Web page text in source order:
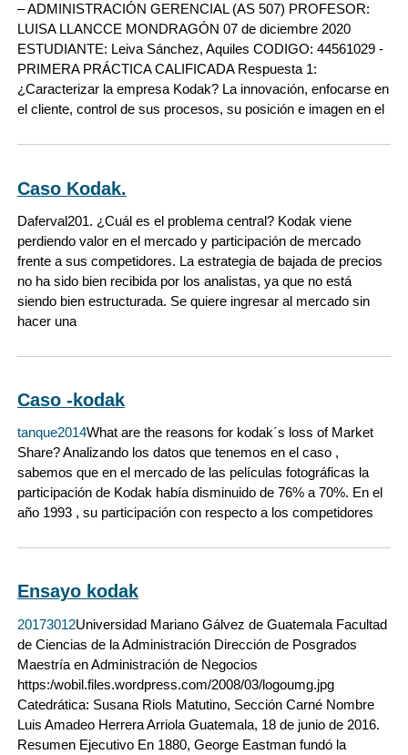
– ADMINISTRACIÓN GERENCIAL (AS 507) PROFESOR:
LUISA LLANCCE MONDRAGÓN 07 de diciembre 2020
ESTUDIANTE: Leiva Sánchez, Aquiles CODIGO: 44561029 -
PRIMERA PRÁCTICA CALIFICADA Respuesta 1:
¿Caracterizar la empresa Kodak? La innovación, enfocarse en
el cliente, control de sus procesos, su posición e imagen en el
Caso Kodak.
Daferval201. ¿Cuál es el problema central? Kodak viene
perdiendo valor en el mercado y participación de mercado
frente a sus competidores. La estrategia de bajada de precios
no ha sido bien recibida por los analistas, ya que no está
siendo bien estructurada. Se quiere ingresar al mercado sin
hacer una
Caso -kodak
tanque2014What are the reasons for kodak´s loss of Market
Share? Analizando los datos que tenemos en el caso ,
sabemos que en el mercado de las películas fotográficas la
participación de Kodak había disminuido de 76% a 70%. En el
año 1993 , su participación con respecto a los competidores
Ensayo kodak
20173012Universidad Mariano Gálvez de Guatemala Facultad
de Ciencias de la Administración Dirección de Posgrados
Maestría en Administración de Negocios
https:/wobil.files.wordpress.com/2008/03/logoumg.jpg
Catedrática: Susana Riols Matutino, Sección Carné Nombre
Luis Amadeo Herrera Arriola Guatemala, 18 de junio de 2016.
Resumen Ejecutivo En 1880, George Eastman fundó la